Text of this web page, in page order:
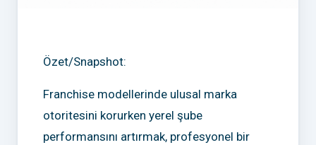
Özet/Snapshot:
Franchise modellerinde ulusal marka
otoritesini korurken yerel şube
performansını artırmak, profesyonel bir